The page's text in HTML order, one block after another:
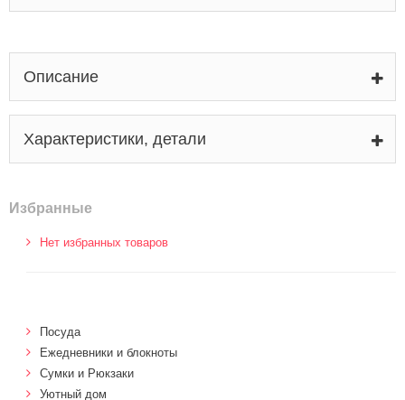
Описание
Характеристики, детали
Избранные
Нет избранных товаров
Посуда
Ежедневники и блокноты
Сумки и Рюкзаки
Уютный дом